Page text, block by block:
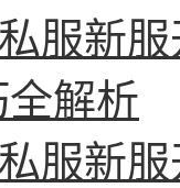
服新
解析
服新